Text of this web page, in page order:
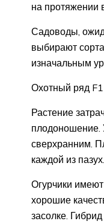
на протяжении
Садоводы,
выбирают
изначальным
Охотный ряд F1
Растение
плодоношение.
сверхранним.
каждой из
Огурчики
хорошие
засолке.